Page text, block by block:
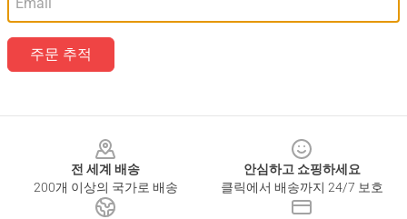
주문 추적
전 세계 배송
200개 이상의 국가로 배송
안심하고 쇼핑하세요
클릭에서 배송까지 24/7 보호